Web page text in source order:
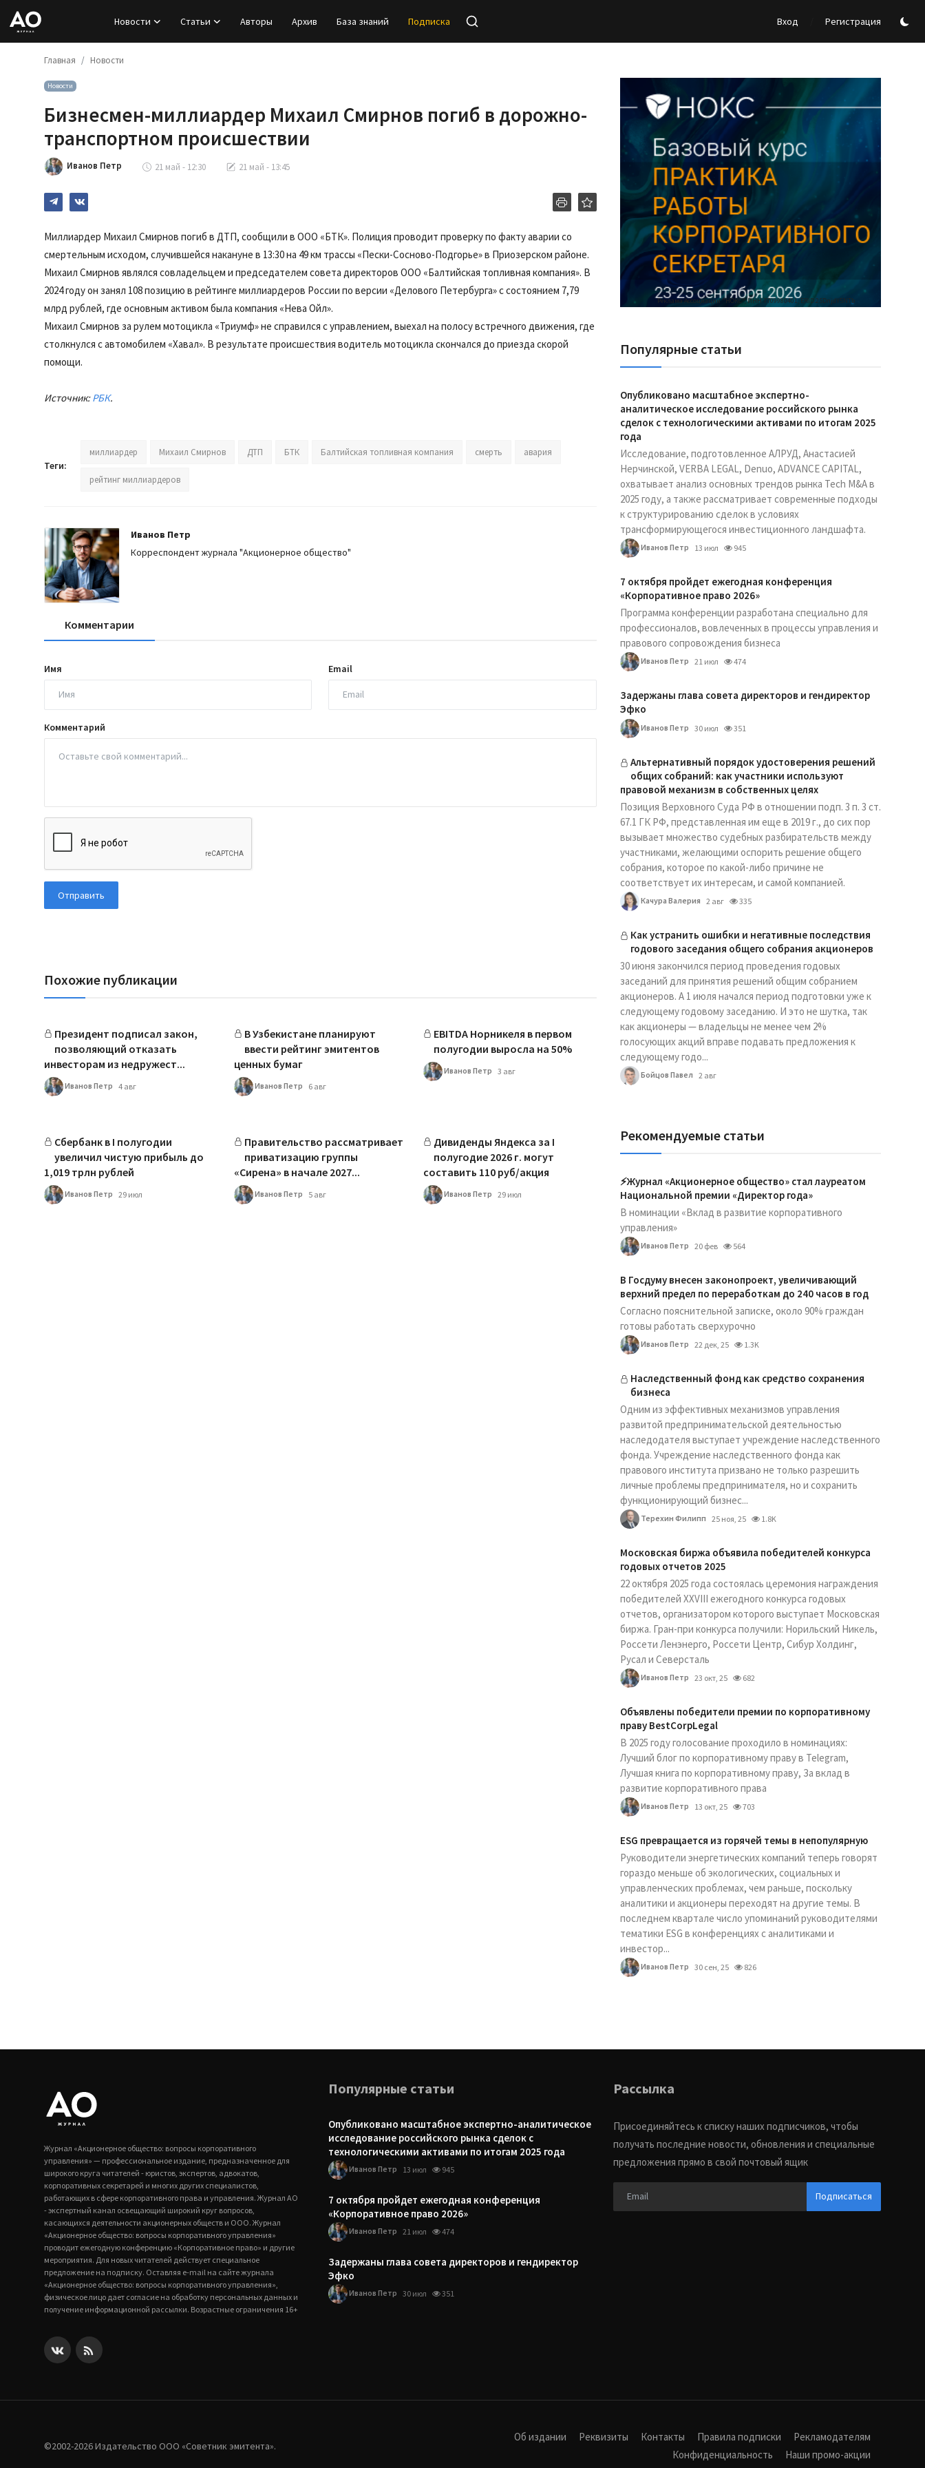
Новости Статьи Авторы Архив База знаний Подписка Вход Регистрация
Статьи
База знаний
Главная Новости
Новости
Бизнесмен-миллиардер Михаил Смирнов погиб в дорожно-
транспортном происшествии
Иванов Петр 21 май - 12:30 21 май - 13:45
Миллиардер Михаил Смирнов погиб в ДТП, сообщили в ООО «БТК». Полиция проводит проверку по факту аварии со
смертельным исходом, случившейся накануне в 13:30 на 49 км трассы «Пески-Сосново-Подгорье» в Приозерском районе.
Михаил Смирнов являлся совладельцем и председателем совета директоров ООО «Балтийская топливная компания». В
2024 году он занял 108 позицию в рейтинге миллиардеров России по версии «Делового Петербурга» с состоянием 7,79
млрд рублей, где основным активом была компания «Нева Ойл».
Михаил Смирнов за рулем мотоцикла «Триумф» не справился с управлением, выехал на полосу встречного движения, где
столкнулся с автомобилем «Хавал». В результате происшествия водитель мотоцикла скончался до приезда скорой
помощи.
Источник:РБК.
Теги:
миллиардер Михаил Смирнов ДТП БТК Балтийская топливная компания смерть авария
рейтинг миллиардеров
Иванов Петр
Корреспондент журнала "Акционерное общество"
Комментарии
Имя Email
Комментарий
Отправить
Похожие публикации
Президент подписал закон,
позволяющий отказать
инвесторам из недружест...
Иванов Петр 4 авг
В Узбекистане планируют
ввести рейтинг эмитентов
ценных бумаг
Иванов Петр 6 авг
EBITDA Норникеля в первом
полугодии выросла на 50%
Иванов Петр 3 авг
Сбербанк в I полугодии
увеличил чистую прибыль до
1,019 трлн рублей
Иванов Петр 29 июл
Правительство рассматривает
приватизацию группы
«Сирена» в начале 2027...
Иванов Петр 5 авг
Дивиденды Яндекса за I
полугодие 2026 г. могут
составить 110 руб/акция
Иванов Петр 29 июл
Реклама Ассоциации "НОКС", ИНН 7709980401, ERID:2SDnjdY5NTb
Популярные статьи
Опубликовано масштабное экспертно-
аналитическое исследование российского рынка
сделок с технологическими активами по итогам 2025
года
Исследование, подготовленное АЛРУД, Анастасией
Нерчинской, VERBA LEGAL, Denuo, ADVANCE CAPITAL,
охватывает анализ основных трендов рынка Tech M&A в
2025 году, а также рассматривает современные подходы
к структурированию сделок в условиях
трансформирующегося инвестиционного ландшафта.
Иванов Петр 13 июл 945
7 октября пройдет ежегодная конференция
«Корпоративное право 2026»
Программа конференции разработана специально для
профессионалов, вовлеченных в процессы управления и
правового сопровождения бизнеса
Иванов Петр 21 июл 474
Задержаны глава совета директоров и гендиректор
Эфко
Иванов Петр 30 июл 351
Альтернативный порядок удостоверения решений
общих собраний: как участники используют
правовой механизм в собственных целях
Позиция Верховного Суда РФ в отношении подп. 3 п. 3 ст.
67.1 ГК РФ, представленная им еще в 2019 г., до сих пор
вызывает множество судебных разбирательств между
участниками, желающими оспорить решение общего
собрания, которое по какой-либо причине не
соответствует их интересам, и самой компанией.
Качура Валерия 2 авг 335
Как устранить ошибки и негативные последствия
годового заседания общего собрания акционеров
30 июня закончился период проведения годовых
заседаний для принятия решений общим собранием
акционеров. А 1 июля начался период подготовки уже к
следующему годовому заседанию. И это не шутка, так
как акционеры — владельцы не менее чем 2%
голосующих акций вправе подавать предложения к
следующему годо...
Бойцов Павел 2 авг
Рекомендуемые статьи
⚡️Журнал «Акционерное общество» стал лауреатом
Национальной премии «Директор года»
В номинации «Вклад в развитие корпоративного
управления»
Иванов Петр 20 фев 564
В Госдуму внесен законопроект, увеличивающий
верхний предел по переработкам до 240 часов в год
Согласно пояснительной записке, около 90% граждан
готовы работать сверхурочно
Иванов Петр 22 дек, 25 1.3K
Наследственный фонд как средство сохранения
бизнеса
Одним из эффективных механизмов управления
развитой предпринимательской деятельностью
наследодателя выступает учреждение наследственного
фонда. Учреждение наследственного фонда как
правового института призвано не только разрешить
личные проблемы предпринимателя, но и сохранить
функционирующий бизнес...
Терехин Филипп 25 ноя, 25 1.8K
Московская биржа объявила победителей конкурса
годовых отчетов 2025
22 октября 2025 года состоялась церемония награждения
победителей XXVIII ежегодного конкурса годовых
отчетов, организатором которого выступает Московская
биржа. Гран-при конкурса получили: Норильский Никель,
Россети Ленэнерго, Россети Центр, Сибур Холдинг,
Русал и Северсталь
Иванов Петр 23 окт, 25 682
Объявлены победители премии по корпоративному
праву BestCorpLegal
В 2025 году голосование проходило в номинациях:
Лучший блог по корпоративному праву в Telegram,
Лучшая книга по корпоративному праву, За вклад в
развитие корпоративного права
Иванов Петр 13 окт, 25 703
ESG превращается из горячей темы в непопулярную
Руководители энергетических компаний теперь говорят
гораздо меньше об экологических, социальных и
управленческих проблемах, чем раньше, поскольку
аналитики и акционеры переходят на другие темы. В
последнем квартале число упоминаний руководителями
тематики ESG в конференциях с аналитиками и
инвестор...
Иванов Петр 30 сен, 25 826
Журнал «Акционерное общество: вопросы корпоративного
управления» — профессиональное издание, предназначенное для
широкого круга читателей - юристов, экспертов, адвокатов,
корпоративных секретарей и многих других специалистов,
работающих в сфере корпоративного права и управления. Журнал АО
- экспертный канал освещающий широкий круг вопросов,
касающихся деятельности акционерных обществ и ООО. Журнал
«Акционерное общество: вопросы корпоративного управления»
проводит ежегодную конференцию «Корпоративное право» и другие
мероприятия. Для новых читателей действует специальное
предложение на подписку. Оставляя e-mail на сайте журнала
«Акционерное общество: вопросы корпоративного управления»,
физическое лицо дает согласие на обработку персональных данных и
получение информационной рассылки. Возрастные ограничения 16+
Популярные статьи
Опубликовано масштабное экспертно-аналитическое
исследование российского рынка сделок с
технологическими активами по итогам 2025 года
Иванов Петр 13 июл 945
7 октября пройдет ежегодная конференция
«Корпоративное право 2026»
Иванов Петр 21 июл 474
Задержаны глава совета директоров и гендиректор
Эфко
Иванов Петр 30 июл 351
Рассылка
Присоединяйтесь к списку наших подписчиков, чтобы
получать последние новости, обновления и специальные
предложения прямо в свой почтовый ящик
Подписаться
©2002-2026 Издательство ООО «‎Советник эмитента».
Об издании Реквизиты Контакты Правила подписки
Рекламодателям
Конфиденциальность
Наши промо-акции